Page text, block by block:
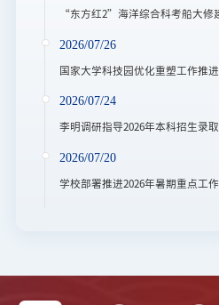
“东方红2”海洋综合科考船大修
2026/07/26
国家大学科技园优化重塑工作推
2026/07/24
李明调研指导2026年本科招生录
2026/07/20
学校部署推进2026年暑期重点工